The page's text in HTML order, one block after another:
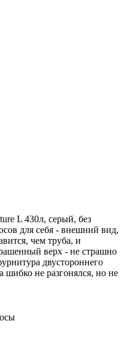
L 430л, серый, без
для себя - внешний вид,
чем труба, и
верх - не страшно
двустороннего
шибко не разгонялся, но не